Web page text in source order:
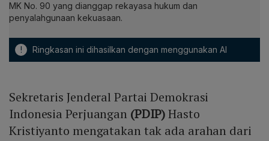
MK No. 90 yang dianggap rekayasa hukum dan
penyalahgunaan kekuasaan.
! Ringkasan ini dihasilkan dengan menggunakan AI
Sekretaris Jenderal Partai Demokrasi
Indonesia Perjuangan (PDIP)Hasto
Kristiyanto mengatakan tak ada arahan dari